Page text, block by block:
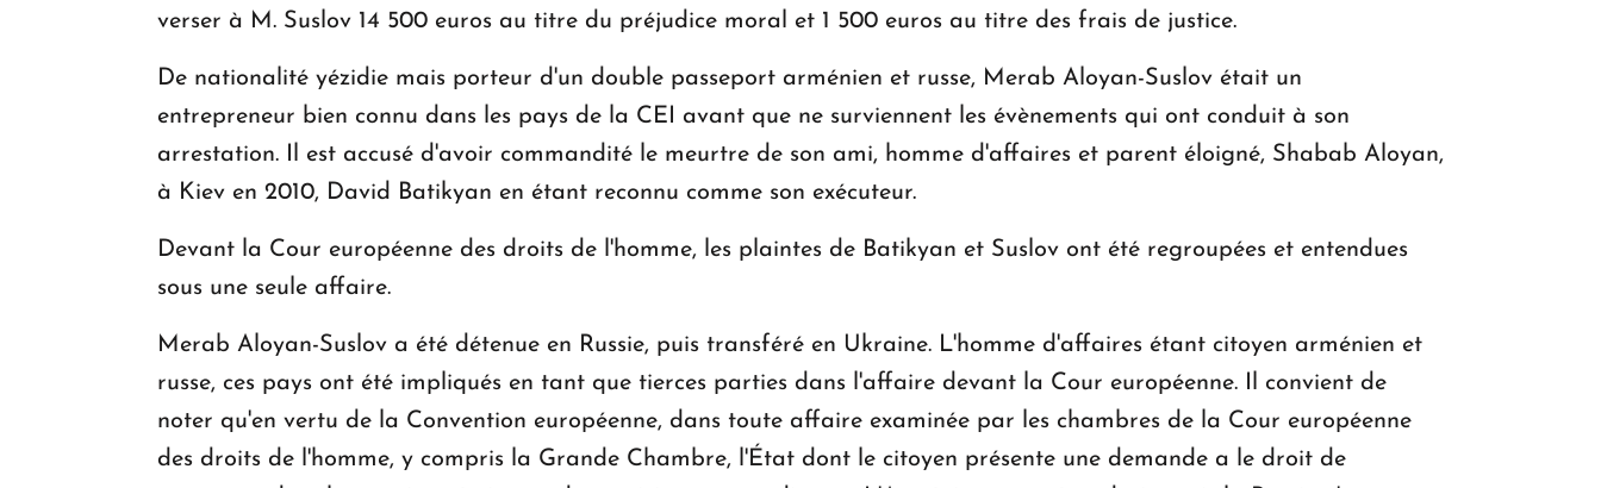
verser à M. Suslov 14 500 euros au titre du préjudice moral et 1 500 euros au titre des frais de justice.
De nationalité yézidie mais porteur d'un double passeport arménien et russe, Merab Aloyan-Suslov était un
entrepreneur bien connu dans les pays de la CEI avant que ne surviennent les évènements qui ont conduit à son
arrestation. Il est accusé d'avoir commandité le meurtre de son ami, homme d'affaires et parent éloigné, Shabab Aloyan,
à Kiev en 2010, David Batikyan en étant reconnu comme son exécuteur.
Devant la Cour européenne des droits de l'homme, les plaintes de Batikyan et Suslov ont été regroupées et entendues
sous une seule affaire.
Merab Aloyan-Suslov a été détenue en Russie, puis transféré en Ukraine. L'homme d'affaires étant citoyen arménien et
russe, ces pays ont été impliqués en tant que tierces parties dans l'affaire devant la Cour européenne. Il convient de
noter qu'en vertu de la Convention européenne, dans toute affaire examinée par les chambres de la Cour européenne
des droits de l'homme, y compris la Grande Chambre, l'État dont le citoyen présente une demande a le droit de